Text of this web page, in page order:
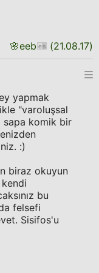
🌸eeb (21.08.17)
yapmak
"varoluşsal
sapa komik bir
:)
biraz okuyun
bu
felsefi
Sisifos'u